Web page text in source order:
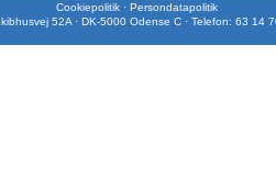
Cookiepolitik · Persondatapolitik
52A · DK-5000 Odense C · Telefon: 63 14